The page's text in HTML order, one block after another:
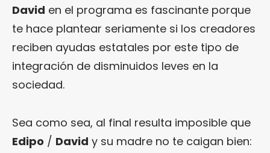
David en el programa es fascinante porque
te hace plantear seriamente si los creadores
reciben ayudas estatales por este tipo de
integración de disminuidos leves en la
sociedad.
Sea como sea, al final resulta imposible que
Edipo / David y su madre no te caigan bien: